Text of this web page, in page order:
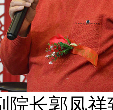
院长郭凤祥